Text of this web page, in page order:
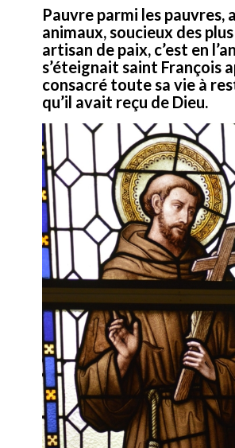
Pauvre parmi les pauvres,
animaux, soucieux des
artisan de paix, c’est en
s’éteignait saint François
consacré toute sa vie à
qu’il avait reçu de Dieu.